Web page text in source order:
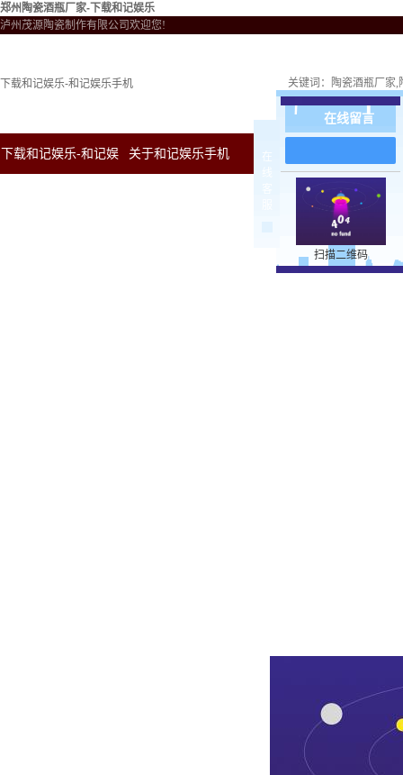
郑州陶瓷酒瓶厂家-下载和记娱乐
泸州茂源陶瓷制作有限公司欢迎您!
下载和记娱乐-和记娱乐手机 关键词： 陶瓷酒瓶厂家
下载和记娱乐-和记娱 关于和记娱乐手机
在
在线留言
扫描二维码